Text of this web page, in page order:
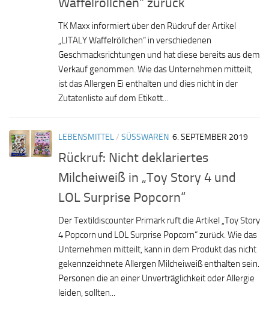
TK Maxx informiert über den Rückruf der Artikel
„LITALY Waffelröllchen“ in verschiedenen
Geschmacksrichtungen und hat diese bereits aus dem
Verkauf genommen. Wie das Unternehmen mitteilt,
ist das Allergen Ei enthalten und dies nicht in der
Zutatenliste auf dem Etikett...
LEBENSMITTEL/ SÜSSWAREN 6. SEPTEMBER 2019
Rückruf: Nicht deklariertes
Milcheiweiß in „Toy Story 4 und
LOL Surprise Popcorn“
Der Textildiscounter Primark ruft die Artikel „Toy Story
4 Popcorn und LOL Surprise Popcorn“ zurück. Wie das
Unternehmen mitteilt, kann in dem Produkt das nicht
gekennzeichnete Allergen Milcheiweiß enthalten sein.
Personen die an einer Unverträglichkeit oder Allergie
leiden, sollten...